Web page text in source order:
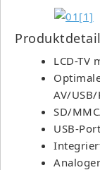
LCD-TV
AV/
SD/
USB-